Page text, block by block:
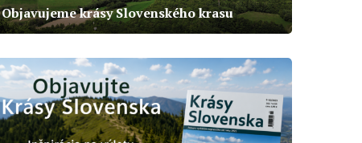
Objavujeme krásy Slovenského krasu